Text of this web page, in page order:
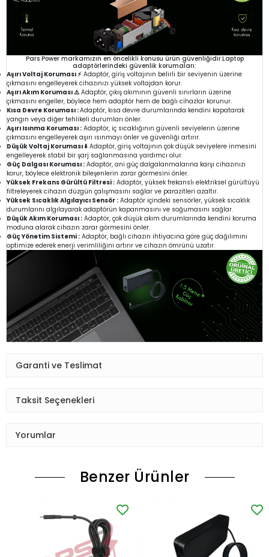
Pars Power markamızın en öncelikli konusu ürün güvenliğidir.Laptop
adaptörlerindeki güvenlik korumaları:
Aşırı Voltaj Koruması ⚡ Adaptör, giriş voltajının belirli bir seviyenin üzerine
çıkmasını engelleyerek cihazınızı yüksek voltajdan korur.
Aşırı Akım Koruması ⚠️Adaptör, çıkış akımının güvenli sınırların üzerine
çıkmasını engeller, böylece hem adaptör hem de bağlı cihazlar korunur.
Kısa Devre Koruması :Adaptör, kısa devre durumlarında kendini kapatarak
yangın veya diğer tehlikeli durumları önler.
Aşırı Isınma Koruması : Adaptör, iç sıcaklığının güvenli seviyelerin üzerine
çıkmasını engelleyerek aşırı ısınmayı önler ve güvenliği artırır.
Düşük Voltaj Koruması ⬇️ Adaptör, giriş voltajının çok düşük seviyelere inmesini
engelleyerek stabil bir şarj sağlanmasına yardımcı olur.
Güç Dalgası Koruması : Adaptör, ani güç dalgalanmalarına karşı cihazınızı
korur, böylece elektronik bileşenlerin zarar görmesini önler.
Yüksek Frekans Gürültü Filtresi : Adaptör, yüksek frekanslı elektriksel gürültüyü
filtreleyerek cihazın düzgün çalışmasını sağlar ve parazitleri azaltır.
Yüksek Sıcaklık Algılayıcı Sensör : Adaptör içindeki sensörler, yüksek sıcaklık
durumlarını algılayarak adaptörün kapanmasını ve soğumasını sağlar.
Düşük Akım Koruması : Adaptör, çok düşük akım durumlarında kendini koruma
moduna alarak cihazın zarar görmesini önler.
Güç Yönetim Sistemi : Adaptör, bağlı cihazın ihtiyacına göre güç dağılımını
optimize ederek enerji verimliliğini artırır ve cihazın ömrünü uzatır.
Garanti ve Teslimat
Taksit Seçenekleri
Yorumlar
Benzer Ürünler